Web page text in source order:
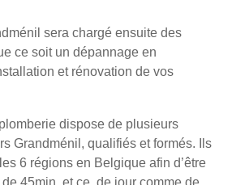
sera chargé ensuite des
ce soit un dépannage en
et rénovation de vos
dispose de plusieurs
Grandménil, qualifiés et formés. Ils
6 régions en Belgique afin d’être